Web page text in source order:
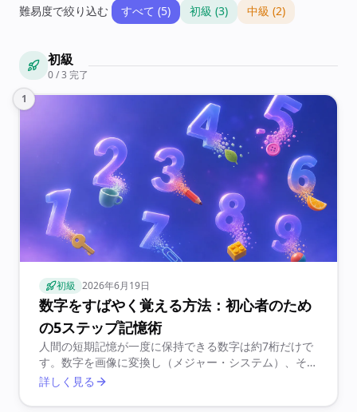
難易度で絞り込む すべて (5) 初級 (3) 中級 (2)
初級
0 / 3 完了
1
初級 2026年6月19日
数字をすばやく覚える方法：初心者のため
の5ステップ記憶術
人間の短期記憶が一度に保持できる数字は約7桁だけで
す。数字を画像に変換し（メジャー・システム）、その
画像を慣れ親しんだ道筋に配置すれば（記憶の宮殿）、
詳しく見る